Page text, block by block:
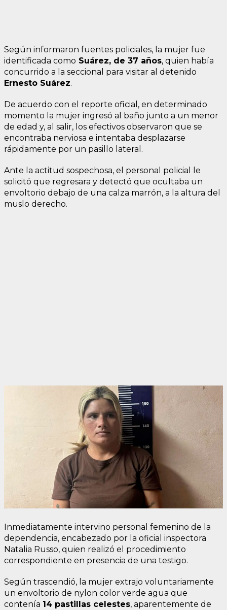
Según informaron fuentes policiales, la mujer fue
identificada como Suárez, de 37 años, quien había
concurrido a la seccional para visitar al detenido
Ernesto Suárez.
De acuerdo con el reporte oficial, en determinado
momento la mujer ingresó al baño junto a un menor
de edad y, al salir, los efectivos observaron que se
encontraba nerviosa e intentaba desplazarse
rápidamente por un pasillo lateral.
Ante la actitud sospechosa, el personal policial le
solicitó que regresara y detectó que ocultaba un
envoltorio debajo de una calza marrón, a la altura del
muslo derecho.
Inmediatamente intervino personal femenino de la
dependencia, encabezado por la oficial inspectora
Natalia Russo, quien realizó el procedimiento
correspondiente en presencia de una testigo.
Según trascendió, la mujer extrajo voluntariamente
un envoltorio de nylon color verde agua que
contenía 14 pastillas celestes, aparentemente de